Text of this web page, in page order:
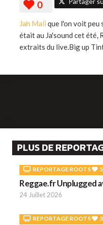
Jah Mali que l'on voit peu
était au Ja'sound cet été,
extraits du live.Big up
PLUS DE
REPORTAGE ROOTS 5
Reggae.fr Unplugged
24 Juillet 2026
REPORTAGE ROOTS 3